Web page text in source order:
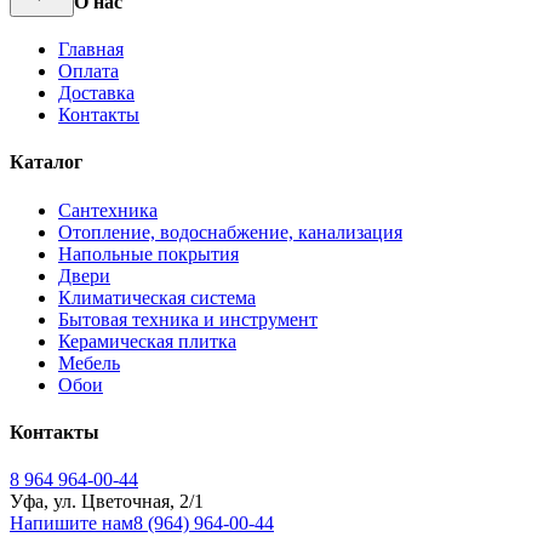
Главная
Оплата
Доставка
Контакты
Каталог
Сантехника
Отопление, водоснабжение, канализация
Напольные покрытия
Двери
Климатическая система
Бытовая техника и инструмент
Керамическая плитка
Мебель
Обои
Контакты
8 964 964-00-44
Уфа, ул. Цветочная, 2/1
Напишите нам8 (964) 964-00-44